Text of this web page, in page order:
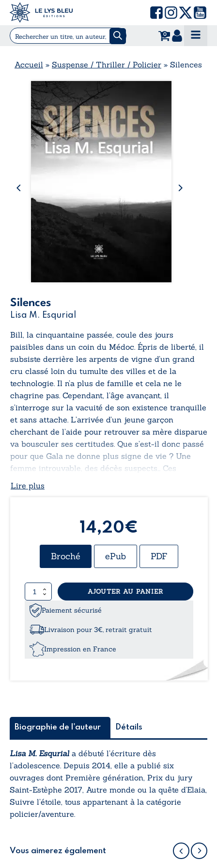
0
Accueil » Suspense / Thriller / Policier » Silences
Silences
Lisa M. Esqurial
Bill, la cinquantaine passée, coule des jours
paisibles dans un coin du Médoc. Épris de liberté, il
subsiste derrière les arpents de vigne d’un grand
cru classé loin du tumulte des villes et de la
technologie. Il n’a plus de famille et cela ne le
chagrine pas. Cependant, l’âge avançant, il
s’interroge sur la vacuité de son existence tranquille
et sans attache. L’arrivée d’un jeune garçon
cherchant de l’aide pour retrouver sa mère disparue
va bousculer ses certitudes. Que s’est-il donc passé
pour que Gala ne donne plus signe de vie ? Une
femme introuvable, des décès suspects… Ces
événements conduiront les deux hommes dans un
road trip sur les routes du Sud-Ouest et bien au-
Lire plus
14,20€
Broché ePub PDF
quantité
de
Silences
AJOUTER AU PANIER
Paiement sécurisé
Livraison pour 3€, retrait gratuit
Impression en France
Biographie de l'auteur Détails
Lisa M. Esquriala débuté l’écriture dès
l’adolescence. Depuis 2014, elle a publié six
ouvrages dont Première génération, Prix du jury
Saint-Estèphe 2017, Autre monde ou la quête d’Elaia,
Suivre l’étoile, tous appartenant à la catégorie
policier/aventure.
Vous aimerez également